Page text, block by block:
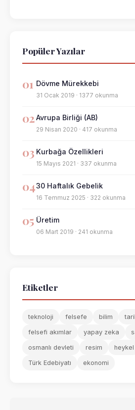
Popüler Yazılar
01 Dövme Mürekkebi
31 Ocak 2019 · 1377 okunma
02Avrupa Birliği (AB)
29 Nisan 2020 · 417 okunma
03 Kurbağa Özellikleri
15 Mayıs 2021 · 337 okunma
0430 Haftalık Gebelik
16 Temmuz 2025 · 322 okunma
05 Üretim
06 Mart 2019 · 241 okunma
Etiketler
teknoloji felsefe bilim
felsefi akımlar yapay zeka
osmanlı devleti resim heykel
Türk Edebiyatı ekonomi